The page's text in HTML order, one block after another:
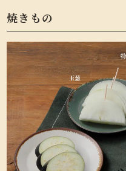
焼きもの